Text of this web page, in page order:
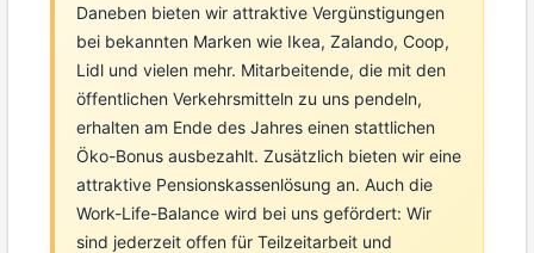
Daneben bieten wir attraktive Vergünstigungen
bei bekannten Marken wie Ikea, Zalando, Coop,
Lidl und vielen mehr. Mitarbeitende, die mit den
öffentlichen Verkehrsmitteln zu uns pendeln,
erhalten am Ende des Jahres einen stattlichen
Öko-Bonus ausbezahlt. Zusätzlich bieten wir eine
attraktive Pensionskassenlösung an. Auch die
Work-Life-Balance wird bei uns gefördert: Wir
sind jederzeit offen für Teilzeitarbeit und